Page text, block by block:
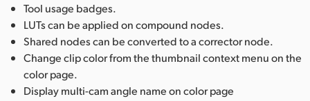
Tool usage badges.
LUTs can be applied on compound nodes.
Shared nodes can be converted to a corrector node.
Change clip color from the thumbnail context menu on the
color page.
Display multi-cam angle name on color page